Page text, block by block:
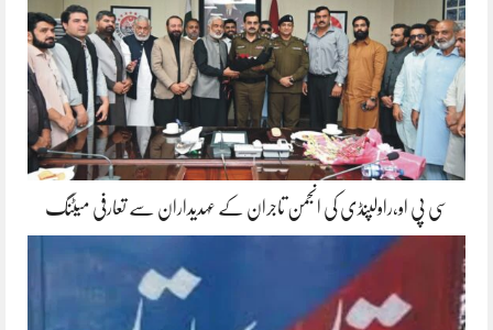
سی پی او،راولپنڈی کی انجمن تاجران کے عہدیداران سے تعارفی میٹنگ